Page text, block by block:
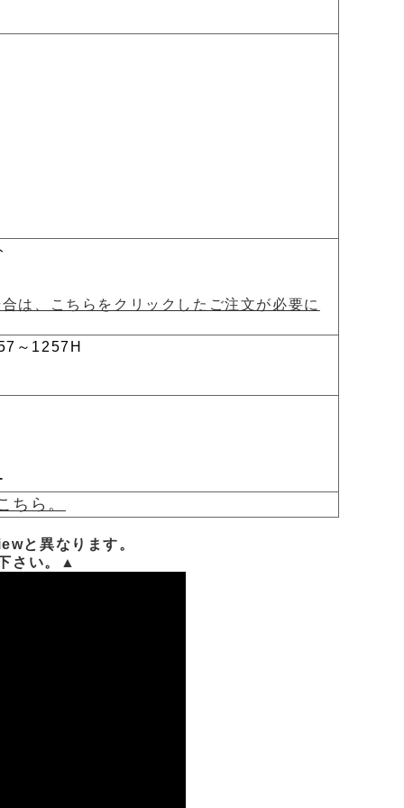
は、こちらをクリックしたご注文が必要に
～1257H
ちら。
と異なります。
さい。▲